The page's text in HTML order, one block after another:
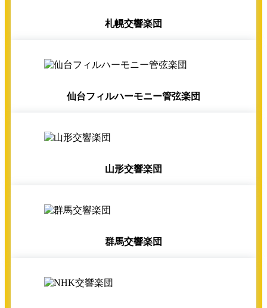
札幌交響楽団
仙台フィルハーモニー管弦楽団
山形交響楽団
群馬交響楽団